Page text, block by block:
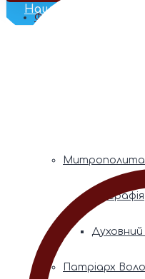
Наш Телеграм
Фонди пам’яті
Митрополита
Біографія
Духовний
Патріарх